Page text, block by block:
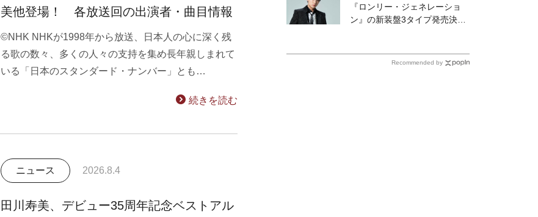
美他登場！ 各放送回の出演者・曲目情報
©NHK NHKが1998年から放送、日本人の心に深く残
る歌の数々、多くの人々の支持を集め長年親しまれて
いる「日本のスタンダード・ナンバー」とも…
続きを読む
ニュース 2026.8.4
田川寿美、デビュー35周年記念ベストアル
『ロンリー・ジェネレーショ
ン』の新装盤3タイプ発売決
Recommended by